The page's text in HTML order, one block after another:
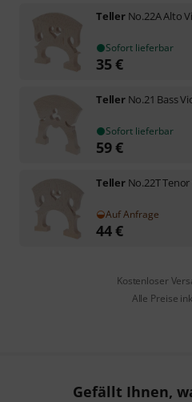
Teller No.22A Alto
Sofort lieferbar
35€
Teller No.21 Bass
Sofort lieferbar
59€
Teller No.22T
Auf Anfrage
44€
Kostenloser
Alle Preise
Gefällt Ihnen,